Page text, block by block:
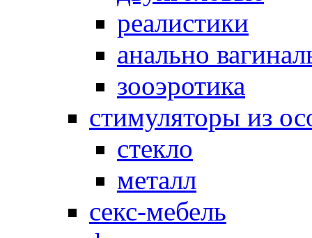
реалистики
анально
зооэротика
стимуляторы из
стекло
металл
секс-мебель